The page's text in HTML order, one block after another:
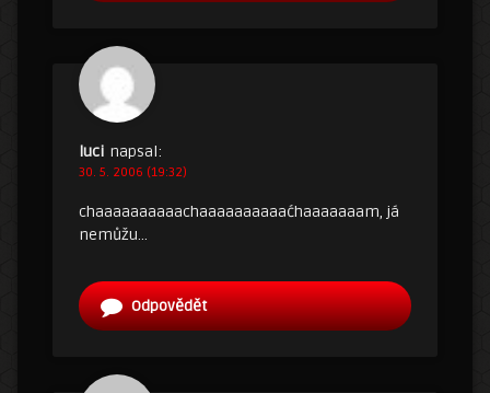
luci napsal:
30. 5. 2006 (19:32)
chaaaaaaaaaachaaaaaaaaaaćhaaaaaaam, já
nemůžu…
Odpovědět